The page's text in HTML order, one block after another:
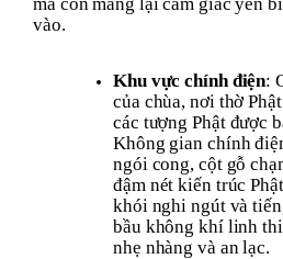
vào.
Khu vực chính điện:
của chùa, nơi thờ
các tượng Phật được
Không gian chính
ngói cong, cột gỗ
đậm nét kiến trúc
khói nghi ngút và
bầu không khí linh
nhẹ nhàng và an lạc.